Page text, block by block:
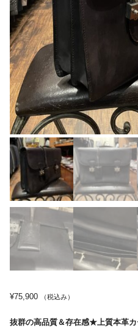
¥75,900 （税込み）
抜群の高品質＆存在感★上質本革